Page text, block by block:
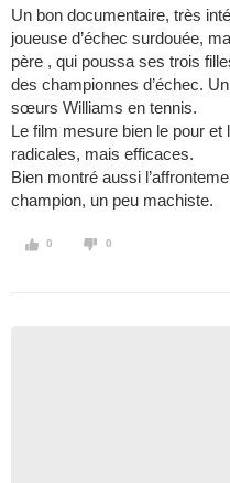
Un bon documentaire, très
joueuse d’échec surdouée,
père , qui poussa ses trois
des championnes d’échec.
sœurs Williams en tennis.
Le film mesure bien le pour
radicales, mais efficaces.
Bien montré aussi
champion, un peu machiste.
0 0